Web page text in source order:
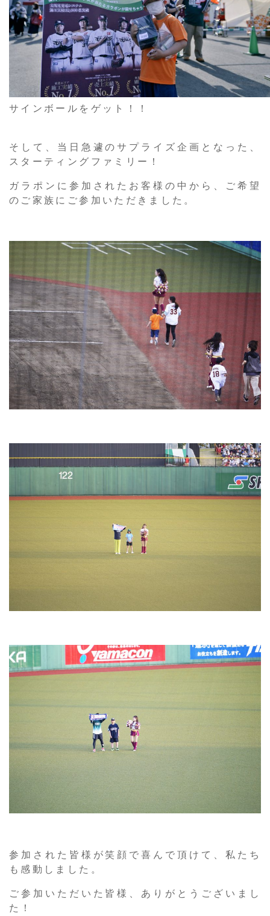
サインボールをゲット！！
そして、当日急遽のサプライズ企画となった、
スターティングファミリー！
ガラポンに参加されたお客様の中から、ご希望
のご家族にご参加いただきました。
参加された皆様が笑顔で喜んで頂けて、私たち
も感動しました。
ご参加いただいた皆様、ありがとうございまし
た！